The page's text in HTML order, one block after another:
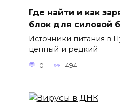
Где найти и как
блок для силовой
Источники питания в
ценный и редкий
0 494